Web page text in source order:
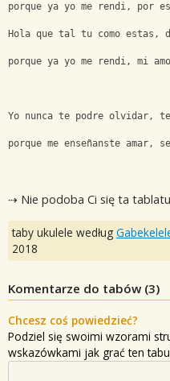
porque ya yo me rendi, por
Hola que tal tu como estas,
porque ya yo me rendi, mi
Yo nunca te podre olvidar,
porque me enseñanste amar,
⇢ Nie podoba Ci się ta
taby ukulele według
2018
Komentarze do tabów (3)
Chcesz coś powiedzieć?
Podziel się swoimi wzorami
wskazówkami jak grać ten